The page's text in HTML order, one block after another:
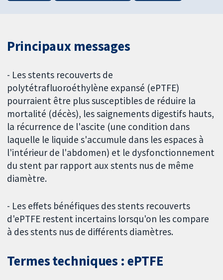
Principaux messages
- Les stents recouverts de
polytétrafluoroéthylène expansé (ePTFE)
pourraient être plus susceptibles de réduire la
mortalité (décès), les saignements digestifs hauts,
la récurrence de l'ascite (une condition dans
laquelle le liquide s'accumule dans les espaces à
l'intérieur de l'abdomen) et le dysfonctionnement
du stent par rapport aux stents nus de même
diamètre.
- Les effets bénéfiques des stents recouverts
d'ePTFE restent incertains lorsqu'on les compare
à des stents nus de différents diamètres.
Termes techniques : ePTFE